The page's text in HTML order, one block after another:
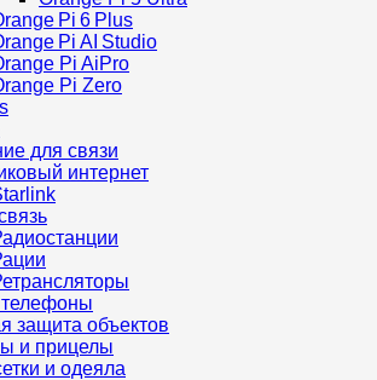
Pi 6 Plus
Pi AI Studio
Pi AiPro
Pi Zero
для связи
интернет
телефоны
защита объектов
и прицелы
и одеяла